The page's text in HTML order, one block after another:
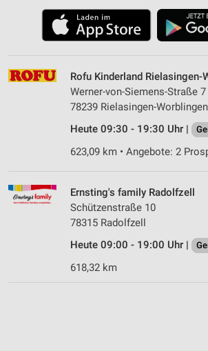
Rofu Kinderland Rielasingen-
Werner-von-Siemens-Straße 7
78239 Rielasingen-Worblingen
Heute 09:30 - 19:30 Uhr |
623,09 km • Angebote: 2
Ernsting's family Radolfzell
Schützenstraße 10
78315 Radolfzell
Heute 09:00 - 19:00 Uhr |
618,32 km